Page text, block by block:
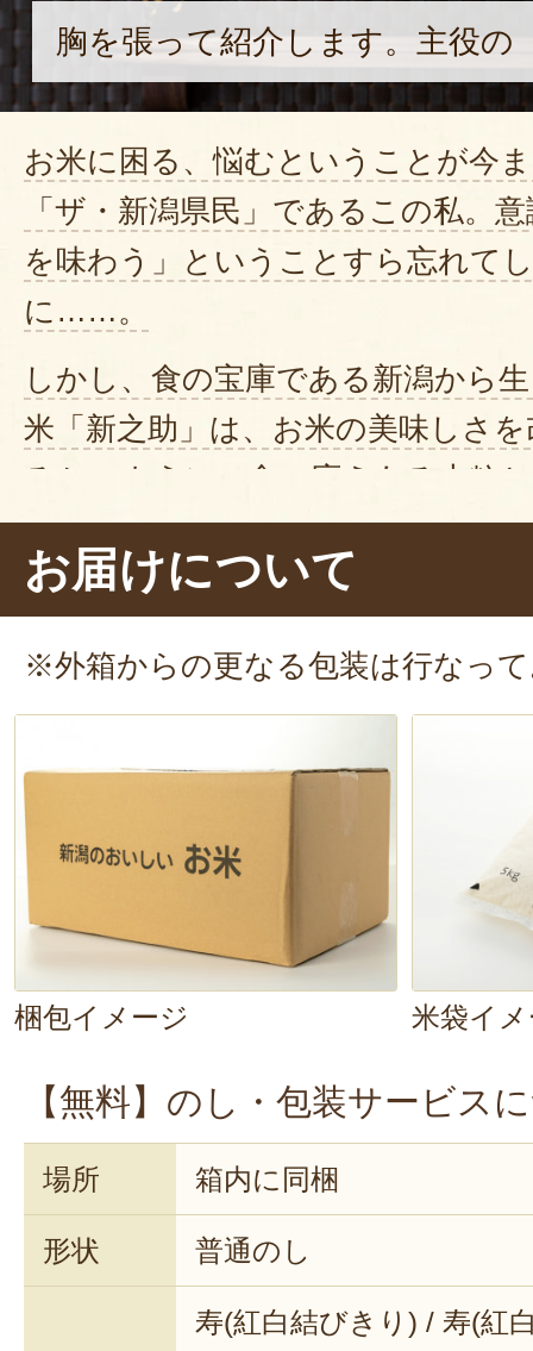
胸を張って紹介します。主役の
お米に困る、悩むということが今
「ザ・新潟県民」であるこの私。
を味わう」ということすら忘れて
に……。
しかし、食の宝庫である新潟から
米「新之助」は、お米の美味しさ
るかのように、食べ応えある大粒
っかりと感じられます。この存在
主役と言っても過言ではないでし
せてくれます。
ち！
さて、美味しい新之助と何を合わ
私なら、まずは漬物！大粒の新之
ら、塩っ気のある漬物をパリッと
いですか〜。たまりません。そし
チング。是非とも炊きたて、焼き
い！他にも、お茶漬けにしてみる
う？食べ応えのある新之助が、素
ランクアップさせちゃいます。
毎日の食事は、考えるのも用意す
お届けについて
※外箱からの更なる包装は行なっ
梱包イメージ 米袋イ
【無料】のし・包装サービス
場所 箱内に同梱
形状 普通のし
寿(紅白結びきり) / 寿(紅